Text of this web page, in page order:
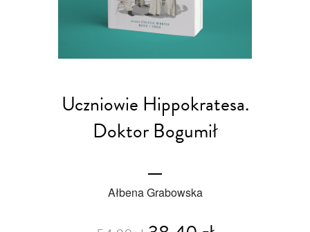
Uczniowie Hippokratesa.
Doktor Bogumił
Ałbena Grabowska